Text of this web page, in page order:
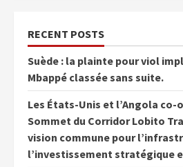
RECENT POSTS
Suède : la plainte pour viol
Mbappé classée sans suite.
Les États-Unis et l’Angola
Sommet du Corridor Lobito
vision commune pour
l’investissement stratégique